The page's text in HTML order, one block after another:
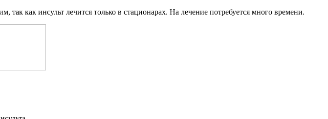
как инсульт лечится только в стационарах. На лечение потребуется много времени.